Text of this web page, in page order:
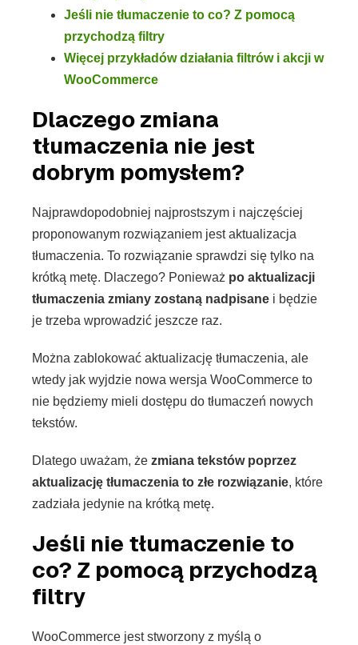
Jeśli nie tłumaczenie to co? Z pomocą
przychodzą filtry
Więcej przykładów działania filtrów i akcji w
WooCommerce
Dlaczego zmiana
tłumaczenia nie jest
dobrym pomysłem?
Najprawdopodobniej najprostszym i najczęściej
proponowanym rozwiązaniem jest aktualizacja
tłumaczenia. To rozwiązanie sprawdzi się tylko na
krótką metę. Dlaczego? Ponieważ po aktualizacji
tłumaczenia zmiany zostaną nadpisane i będzie
je trzeba wprowadzić jeszcze raz.
Można zablokować aktualizację tłumaczenia, ale
wtedy jak wyjdzie nowa wersja WooCommerce to
nie będziemy mieli dostępu do tłumaczeń nowych
tekstów.
Dlatego uważam, że zmiana tekstów poprzez
aktualizację tłumaczenia to złe rozwiązanie, które
zadziała jedynie na krótką metę.
Jeśli nie tłumaczenie to
co? Z pomocą przychodzą
filtry
WooCommerce jest stworzony z myślą o